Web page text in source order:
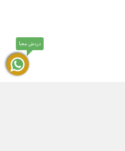
دردش معنا